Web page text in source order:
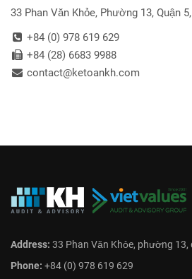
33 Phan Văn Khỏe, Phường 13, Quận
+84 (0) 978 619 629
+84 (28) 6683 9988
contact@ketoankh.com
Address: 33 Phan Văn Khỏe, phường 13,
Phone: +84 (0) 978 619 629